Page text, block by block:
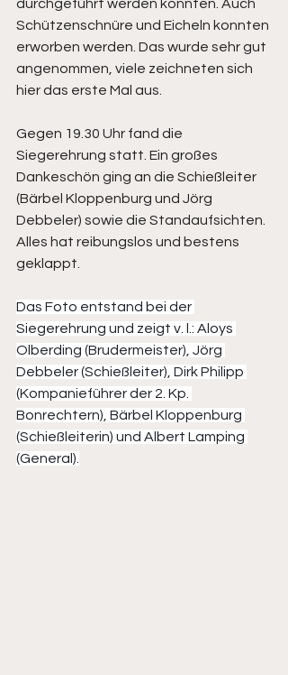
durchgeführt werden konnten. Auch
Schützenschnüre und Eicheln konnten
erworben werden. Das wurde sehr gut
angenommen, viele zeichneten sich
hier das erste Mal aus.
Gegen 19.30 Uhr fand die
Siegerehrung statt. Ein großes
Dankeschön ging an die Schießleiter
(Bärbel Kloppenburg und Jörg
Debbeler) sowie die Standaufsichten.
Alles hat reibungslos und bestens
geklappt.
Das Foto entstand bei der
Siegerehrung und zeigt v. l.: Aloys
Olberding (Brudermeister), Jörg
Debbeler (Schießleiter), Dirk Philipp
(Kompanieführer der 2. Kp.
Bonrechtern), Bärbel Kloppenburg
(Schießleiterin) und Albert Lamping
(General).